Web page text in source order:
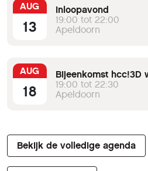
AUG
13
Inloopavond
19:00 tot 22:00
Apeldoorn
AUG
18
Bijeenkomst hcc!3D
19:00 tot 22:30
Apeldoorn
Bekijk de volledige agenda